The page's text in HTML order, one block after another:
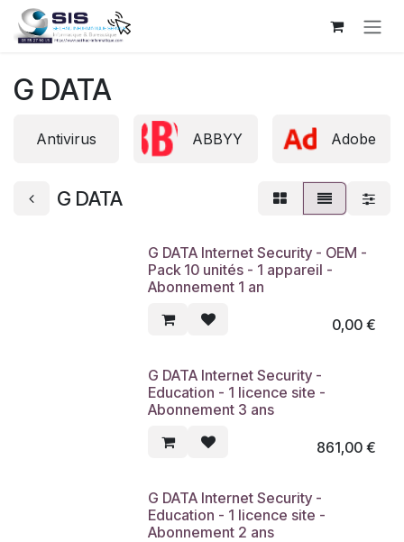
Se rendre au contenu
G DATA
Antivirus ABBYY Adobe
G DATA
G DATA Internet Security - OEM -
Pack 10 unités - 1 appareil -
Abonnement 1 an
0,00€
G DATA Internet Security -
Education - 1 licence site -
Abonnement 3 ans
861,00€
G DATA Internet Security -
Education - 1 licence site -
Abonnement 2 ans